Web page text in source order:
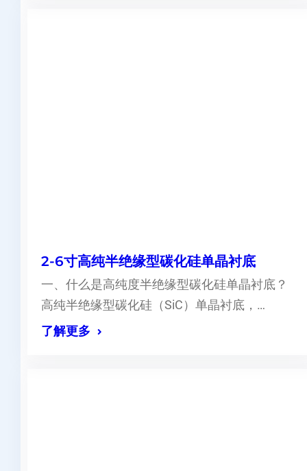
2-6寸高纯半绝缘型碳化硅单晶衬底
一、什么是高纯度半绝缘型碳化硅单晶衬底？
高纯半绝缘型碳化硅（SiC）单晶衬底，…
了解更多